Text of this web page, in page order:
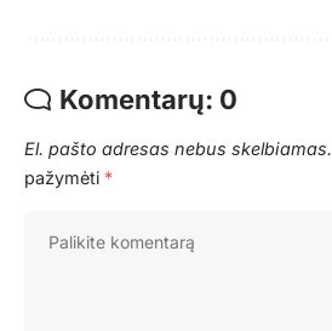
Komentarų: 0
El. pašto adresas nebus skelbiamas.
pažymėti *